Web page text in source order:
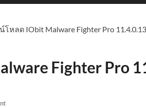
โหลด IObit Malware Fighter Pro
Fighter Pro